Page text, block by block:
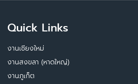
Quick Links
งานเชียงใหม่
งานสงขลา (หาดใหญ่)
งานภูเก็ต